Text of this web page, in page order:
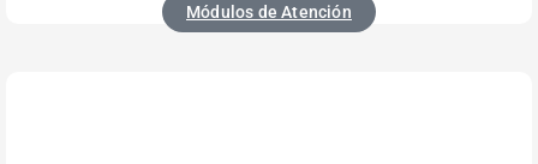
Módulos de Atención